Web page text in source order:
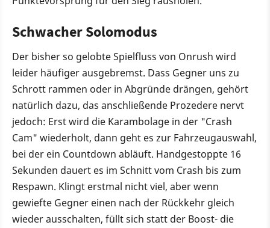
Schwacher Solomodus
Der bisher so gelobte Spielfluss von Onrush wird
leider häufiger ausgebremst. Dass Gegner uns zu
Schrott rammen oder in Abgründe drängen, gehört
natürlich dazu, das anschließende Prozedere nervt
jedoch: Erst wird die Karambolage in der "Crash
Cam" wiederholt, dann geht es zur Fahrzeugauswahl,
bei der ein Countdown abläuft. Handgestoppte 16
Sekunden dauert es im Schnitt vom Crash bis zum
Respawn. Klingt erstmal nicht viel, aber wenn
gewiefte Gegner einen nach der Rückkehr gleich
wieder ausschalten, füllt sich statt der Boost- die